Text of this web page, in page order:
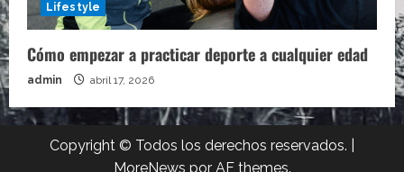
Lifestyle
Cómo empezar a practicar deporte a cualquier edad
admin abril 17, 2026
Copyright © Todos los derechos reservados.
MoreNews por AF themes.